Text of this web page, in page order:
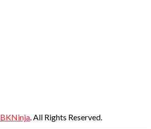
BKNinja. All Rights Reserved.